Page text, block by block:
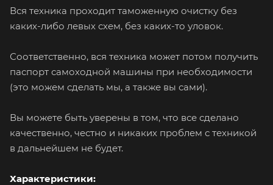
Вся техника проходит таможенную очистку без
каких-либо левых схем, без каких-то уловок.
Соответственно, вся техника может потом получить
паспорт самоходной машины при необходимости
(это можем сделать мы, а также вы сами).
Вы можете быть уверены в том, что все сделано
качественно, честно и никаких проблем с техникой
в дальнейшем не будет.
Характеристики: